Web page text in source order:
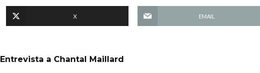
X EMAIL
Entrevista a Chantal Maillard